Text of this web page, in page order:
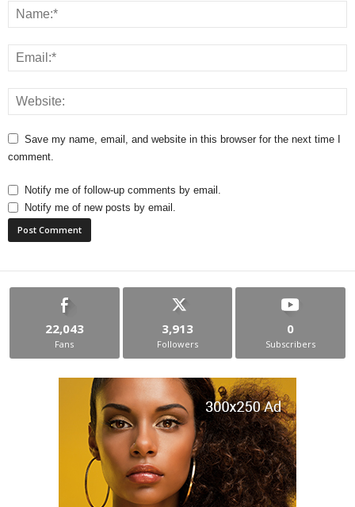
Save my name, email, and website in this browser for the next time I
comment.
Notify me of follow-up comments by email.
Notify me of new posts by email.
22,043
Fans
3,913
Followers
0
Subscribers